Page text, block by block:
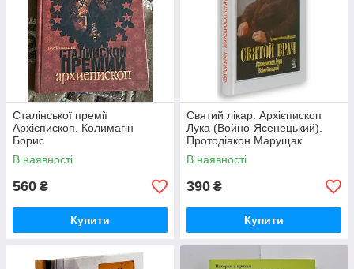
Сталінської премії
Архієпископ. Колимагін
Борис
В наявності
560 ₴
Купити
Святий лікар. Архієпископ
Лука (Войно-Ясенецький).
Протодіакон Марущак
Василь
В наявності
390 ₴
Купити